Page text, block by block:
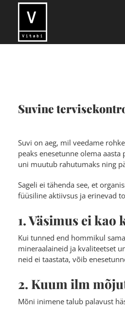
Suvine
Suvi on aeg, mil veedame
peaks enesetunne olema
uni muutub rahutumaks ning
Sageli ei tähenda see, et
füüsiline aktiivsus ja erinevad
1. Väsimus ei kao
Kui tunned end hommikul
mineraalaineid ja kvaliteetset
neid ei taastata, võib
2. Kuum ilm
Mõni inimene talub palavust